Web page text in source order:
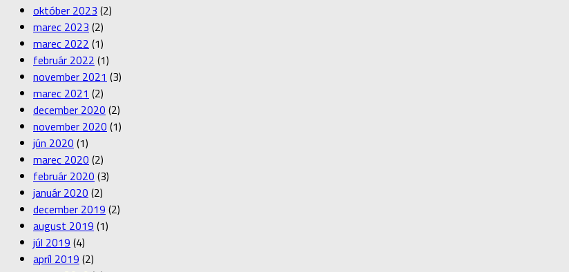
október 2023 (2)
marec 2023 (2)
marec 2022 (1)
február 2022 (1)
november 2021 (3)
marec 2021 (2)
december 2020 (2)
november 2020 (1)
jún 2020 (1)
marec 2020 (2)
február 2020 (3)
január 2020 (2)
december 2019 (2)
august 2019 (1)
júl 2019 (4)
apríl 2019 (2)